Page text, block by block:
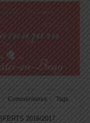
Commentaires Tags
2016/2017